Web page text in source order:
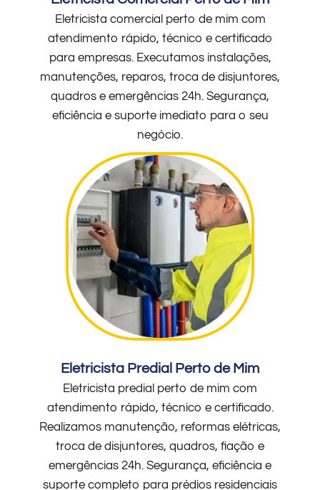
Eletricista comercial perto de mim com
atendimento rápido, técnico e certificado
para empresas. Executamos instalações,
manutenções, reparos, troca de disjuntores,
quadros e emergências 24h. Segurança,
eficiência e suporte imediato para o seu
negócio.
Eletricista Predial Perto de Mim
Eletricista predial perto de mim com
atendimento rápido, técnico e certificado.
Realizamos manutenção, reformas elétricas,
troca de disjuntores, quadros, fiação e
emergências 24h. Segurança, eficiência e
suporte completo para prédios residenciais